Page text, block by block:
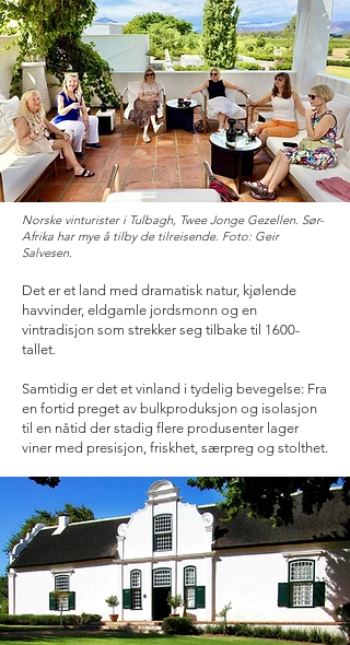
Norske vinturister i Tulbagh, Twee Jonge Gezellen. Sør-
Afrika har mye å tilby de tilreisende. Foto: Geir
Salvesen.
Det er et land med dramatisk natur, kjølende
havvinder, eldgamle jordsmonn og en
vintradisjon som strekker seg tilbake til 1600-
tallet.
Samtidig er det et vinland i tydelig bevegelse: Fra
en fortid preget av bulkproduksjon og isolasjon
til en nåtid der stadig flere produsenter lager
viner med presisjon, friskhet, særpreg og stolthet.